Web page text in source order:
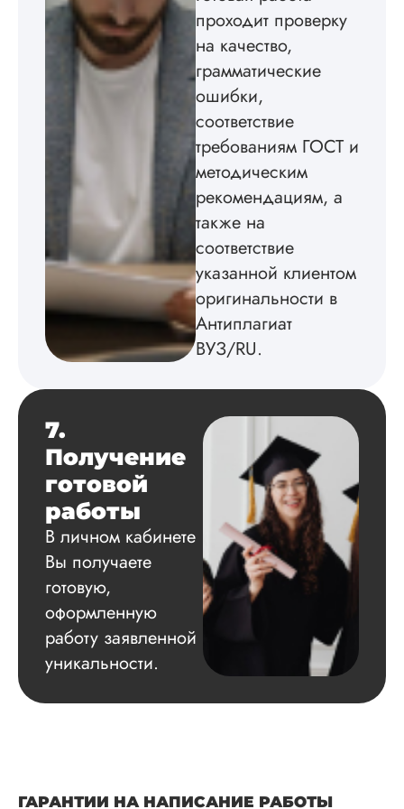
редактирования
не
Читать полный
проходит проверку
на качество,
грамматические
ошибки,
соответствие
требованиям ГОСТ и
методическим
рекомендациям, а
также на
соответствие
указанной клиентом
оригинальности в
Антиплагиат
ВУЗ/RU.
7.
Получение
готовой
работы
В личном кабинете
Вы получаете
готовую,
оформленную
работу заявленной
уникальности.
ГАРАНТИИ НА НАПИСАНИЕ РАБОТЫ